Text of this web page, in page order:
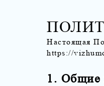
Настоящая
https://
1. Общие